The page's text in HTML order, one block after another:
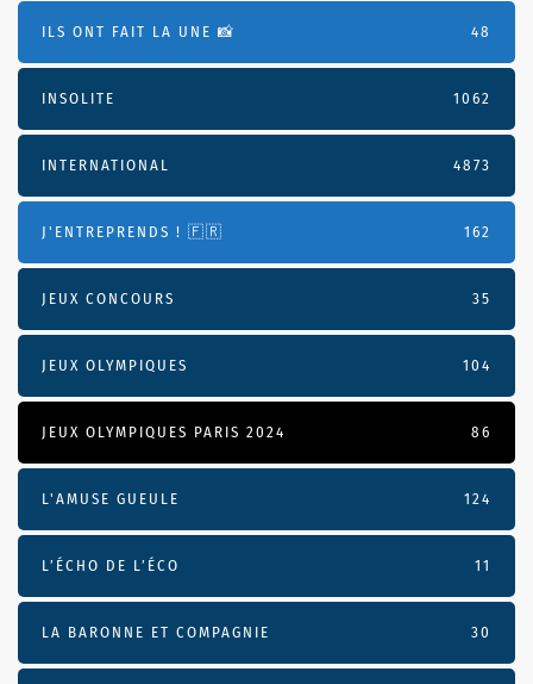
ILS ONT FAIT LA UNE 📸 48
INSOLITE 1062
INTERNATIONAL 4873
J'ENTREPRENDS ! 🇫🇷 162
JEUX CONCOURS 35
JEUX OLYMPIQUES 104
JEUX OLYMPIQUES PARIS 2024 86
L'AMUSE GUEULE 124
L’ÉCHO DE L’ÉCO 11
LA BARONNE ET COMPAGNIE 30